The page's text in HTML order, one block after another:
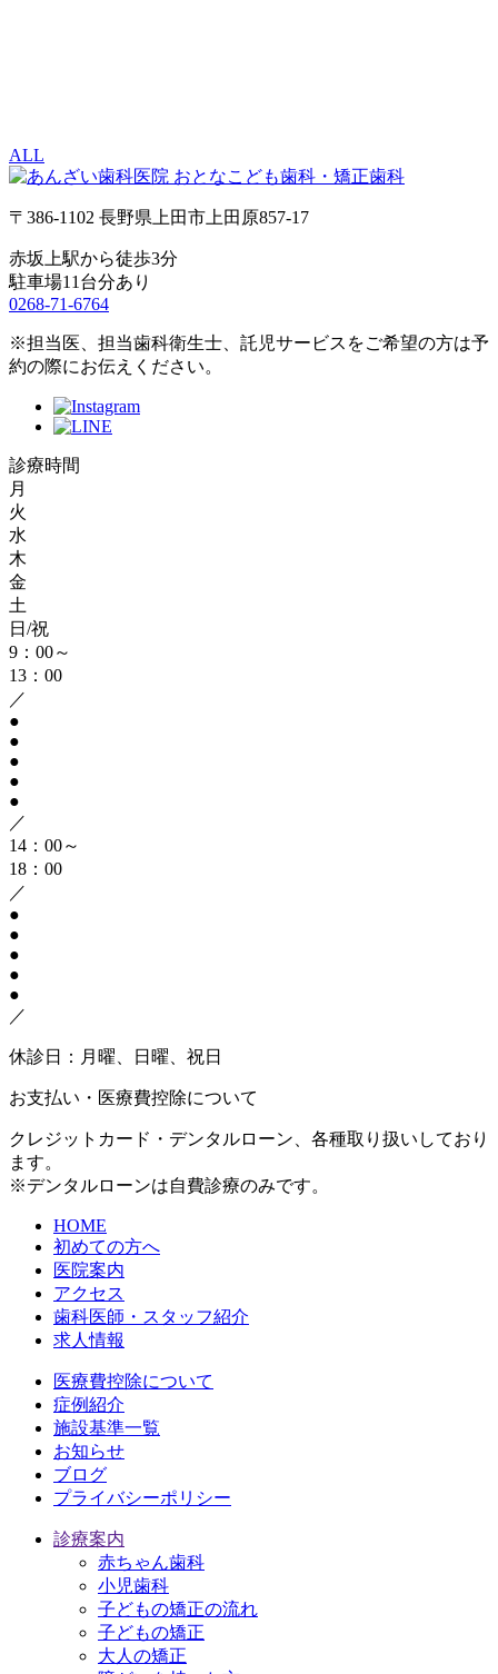
ALL
〒386-1102 長野県上田市上田原857-17
赤坂上駅から徒歩3分
駐車場11台分あり
0268-71-6764
※担当医、担当歯科衛生士、託児サービスをご希望の方は予
約の際にお伝えください。
診療時間
月
火
水
木
金
土
日/祝
9：00～
13：00
／
●
●
●
●
●
／
14：00～
18：00
／
●
●
●
●
●
／
休診日：月曜、日曜、祝日
お支払い・医療費控除について
クレジットカード・デンタルローン、各種取り扱いしており
ます。
※デンタルローンは自費診療のみです。
HOME
初めての方へ
医院案内
アクセス
歯科医師・スタッフ紹介
求人情報
医療費控除について
症例紹介
施設基準一覧
お知らせ
ブログ
プライバシーポリシー
診療案内
赤ちゃん歯科
小児歯科
子どもの矯正の流れ
子どもの矯正
大人の矯正